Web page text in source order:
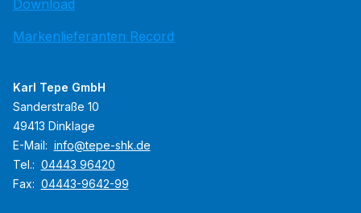
Download
Markenlieferanten Record
Karl Tepe GmbH
Sanderstraße 10
49413 Dinklage
E-Mail: info@tepe-shk.de
Tel.: 04443 96420
Fax: 04443-9642-99